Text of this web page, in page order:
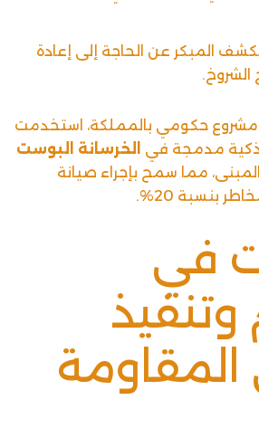
المبكر عن الحاجة إلى إعادة
الشروخ.
حكومي بالمملكة، استخدمت
مدمجة في
الخرسانة البوست
المبنى، مما سمح بإجراء صيانة
بنسبة 20%.
في
المقاومة